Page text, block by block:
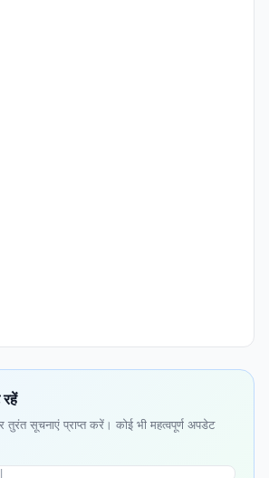
सूचनाएं प्राप्त करें। कोई भी महत्वपूर्ण अपडेट